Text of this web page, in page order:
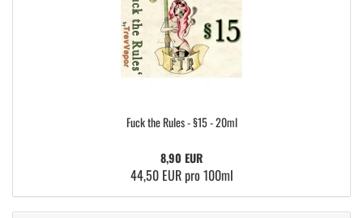
Fuck the Rules - §15 - 20ml
8,90 EUR
44,50 EUR pro 100ml